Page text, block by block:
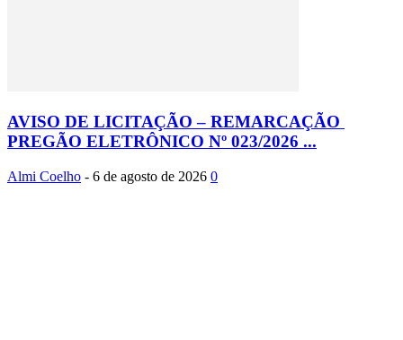
AVISO DE LICITAÇÃO – REMARCAÇÃO
PREGÃO ELETRÔNICO Nº 023/2026 ...
Almi Coelho - 6 de agosto de 2026 0